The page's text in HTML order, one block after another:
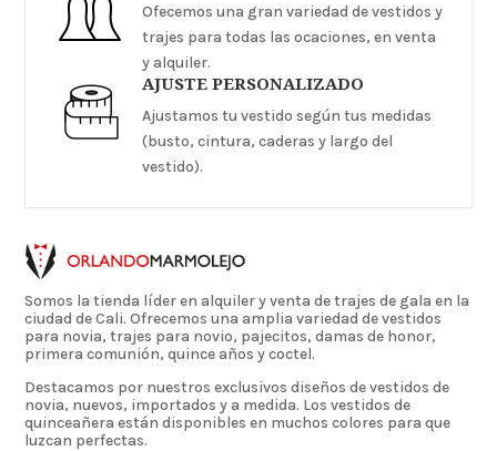
Ofecemos una gran variedad de vestidos y
trajes para todas las ocaciones, en venta
y alquiler.
AJUSTE PERSONALIZADO
Ajustamos tu vestido según tus medidas
(busto, cintura, caderas y largo del
vestido).
Somos la tienda líder en alquiler y venta de trajes de gala en la
ciudad de Cali. Ofrecemos una amplia variedad de vestidos
para novia, trajes para novio, pajecitos, damas de honor,
primera comunión, quince años y coctel.
Destacamos por nuestros exclusivos diseños de vestidos de
novia, nuevos, importados y a medida. Los vestidos de
quinceañera están disponibles en muchos colores para que
luzcan perfectas.